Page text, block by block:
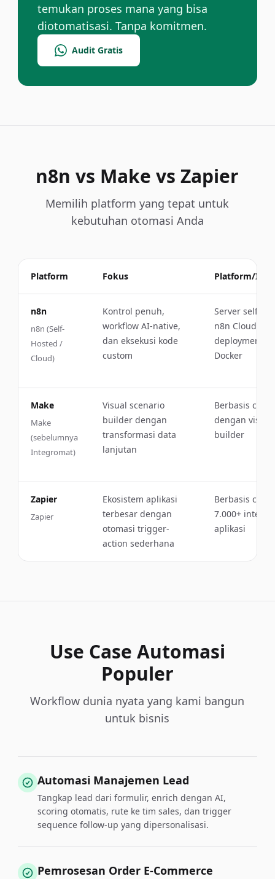
temukan proses mana yang bisa
diotomatisasi. Tanpa komitmen.
Audit Gratis
n8n vs Make vs Zapier
Memilih platform yang tepat untuk
kebutuhan otomasi Anda
Platform Fokus Platform/
n8n
n8n (Self-
Hosted /
Cloud)
Kontrol penuh,
workflow AI-native,
dan eksekusi kode
custom
Server self-
n8n Cloud,
deployment
Docker
Make
Make
(sebelumnya
Integromat)
Visual scenario
builder dengan
transformasi data
lanjutan
Berbasis cloud
dengan visual
builder
Zapier
Zapier
Ekosistem aplikasi
terbesar dengan
otomasi trigger-
action sederhana
Berbasis
7.000+
aplikasi
Use Case Automasi
Populer
Workflow dunia nyata yang kami bangun
untuk bisnis
Automasi Manajemen Lead
Tangkap lead dari formulir, enrich dengan AI,
scoring otomatis, rute ke tim sales, dan trigger
sequence follow-up yang dipersonalisasi.
Pemrosesan Order E-Commerce